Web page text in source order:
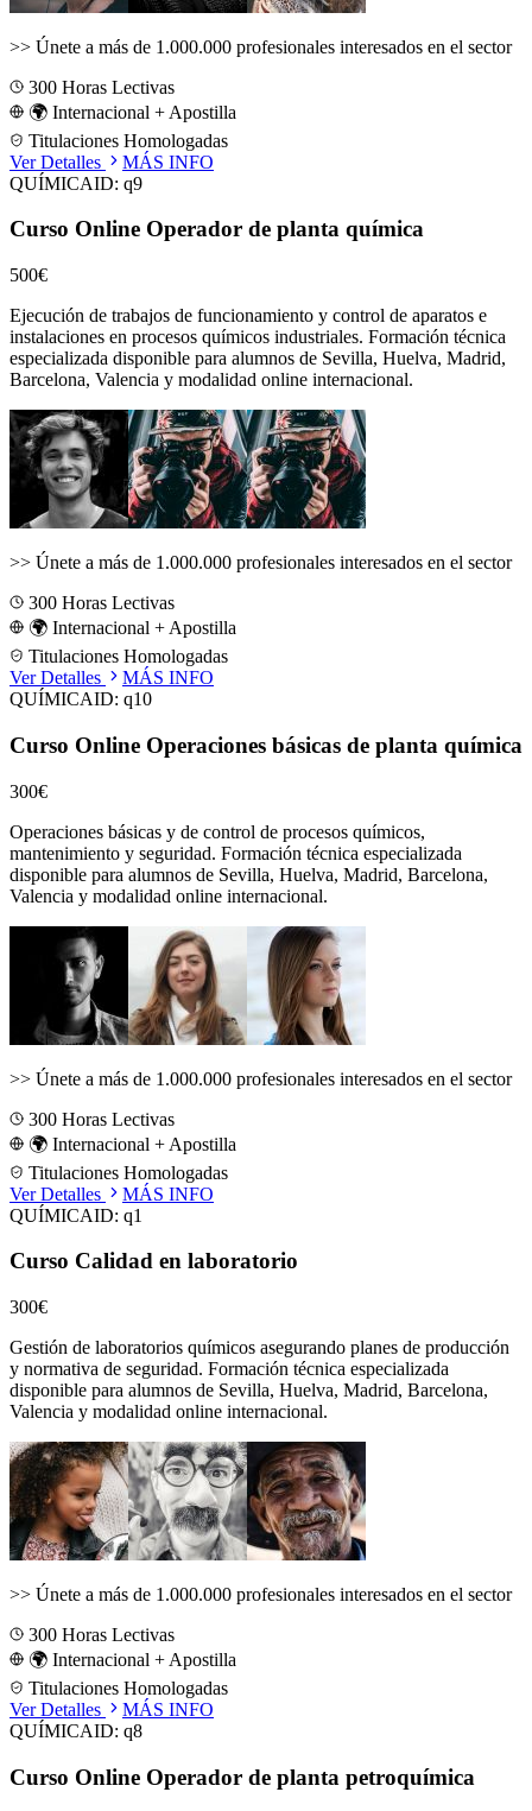
>> Únete a más de 1.000.000 profesionales interesados en el sector
300 Horas Lectivas
🌍 Internacional + Apostilla
Titulaciones Homologadas
Ver Detalles
MÁS INFO
QUÍMICAID: q9
Curso Online Operador de planta química
500€
Ejecución de trabajos de funcionamiento y control de aparatos e
instalaciones en procesos químicos industriales. Formación técnica
especializada disponible para alumnos de Sevilla, Huelva, Madrid,
Barcelona, Valencia y modalidad online internacional.
>> Únete a más de 1.000.000 profesionales interesados en el sector
300 Horas Lectivas
🌍 Internacional + Apostilla
Titulaciones Homologadas
Ver Detalles
MÁS INFO
QUÍMICAID: q10
Curso Online Operaciones básicas de planta química
300€
Operaciones básicas y de control de procesos químicos,
mantenimiento y seguridad. Formación técnica especializada
disponible para alumnos de Sevilla, Huelva, Madrid, Barcelona,
Valencia y modalidad online internacional.
>> Únete a más de 1.000.000 profesionales interesados en el sector
300 Horas Lectivas
🌍 Internacional + Apostilla
Titulaciones Homologadas
Ver Detalles
MÁS INFO
QUÍMICAID: q1
Curso Calidad en laboratorio
300€
Gestión de laboratorios químicos asegurando planes de producción
y normativa de seguridad. Formación técnica especializada
disponible para alumnos de Sevilla, Huelva, Madrid, Barcelona,
Valencia y modalidad online internacional.
>> Únete a más de 1.000.000 profesionales interesados en el sector
300 Horas Lectivas
🌍 Internacional + Apostilla
Titulaciones Homologadas
Ver Detalles
MÁS INFO
QUÍMICAID: q8
Curso Online Operador de planta petroquímica